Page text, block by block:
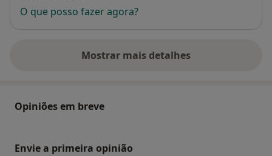
O que posso fazer agora?
Mostrar mais detalhes
sobre o endereço
Opiniões em breve
Envie a primeira opinião